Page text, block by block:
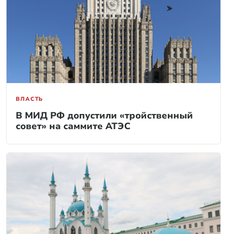
ВЛАСТЬ
В МИД РФ допустили «тройственный
совет» на саммите АТЭС